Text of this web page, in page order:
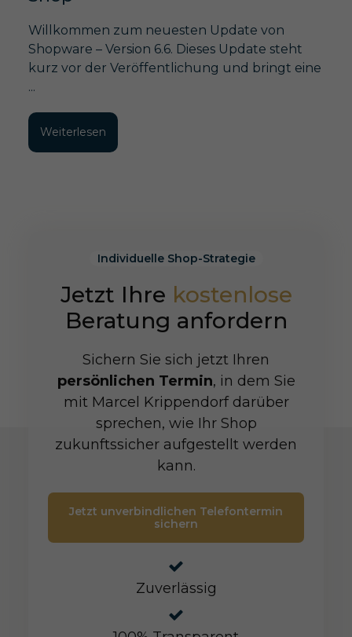
Willkommen zum neuesten Update von
Shopware – Version 6.6. Dieses Update steht
kurz vor der Veröffentlichung und bringt eine
...
Weiterlesen
Individuelle Shop-Strategie
Jetzt Ihre kostenlose
Beratung anfordern
Sichern Sie sich jetzt Ihren
persönlichen Termin, in dem Sie
mit Marcel Krippendorf darüber
sprechen, wie Ihr Shop
zukunftssicher aufgestellt werden
kann.
Jetzt unverbindlichen Telefontermin
sichern
Zuverlässig